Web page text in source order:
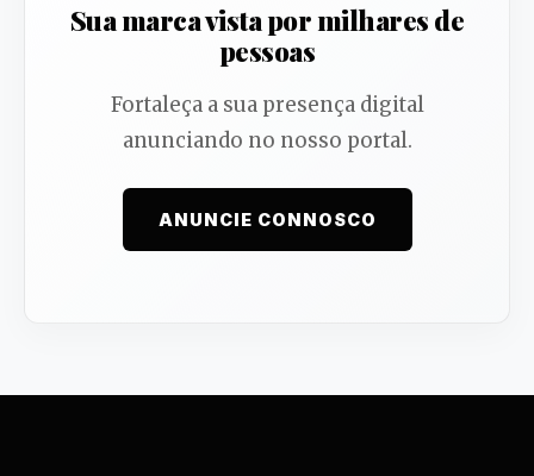
Sua marca vista por milhares de
pessoas
Fortaleça a sua presença digital
anunciando no nosso portal.
ANUNCIE CONNOSCO